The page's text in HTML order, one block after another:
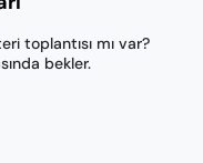
toplantısı mı var?
bekler.